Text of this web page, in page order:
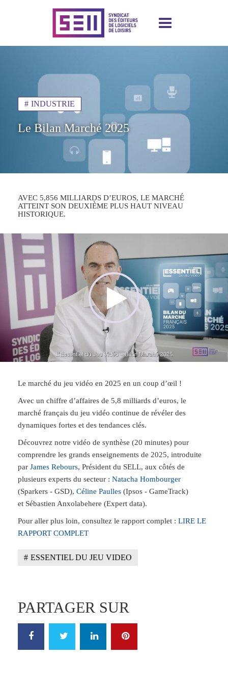
INDUSTRIE
Le Bilan Marché 2025
AVEC 5,856 MILLIARDS D’EUROS, LE MARCHÉ
ATTEINT SON DEUXIÈME PLUS HAUT NIVEAU
HISTORIQUE.
Le marché du jeu vidéo en 2025 en un coup d’œil !
Avec un chiffre d’affaires de 5,8 milliards d’euros, le
marché français du jeu vidéo continue de révéler des
dynamiques fortes et des tendances clés.
Découvrez notre vidéo de synthèse (20 minutes) pour
comprendre les grands enseignements de 2025, introduite
par James Rebours, Président du SELL, aux côtés de
plusieurs experts du secteur : Natacha Hombourger
(Sparkers - GSD), Céline Paulles (Ipsos - GameTrack)
et Sébastien Anxolabehere (Expert data).
Pour aller plus loin, consultez le rapport complet : LIRE LE
RAPPORT COMPLET
ESSENTIEL DU JEU VIDEO
PARTAGER SUR
FACEBOOK TWITTER LINKEDIN